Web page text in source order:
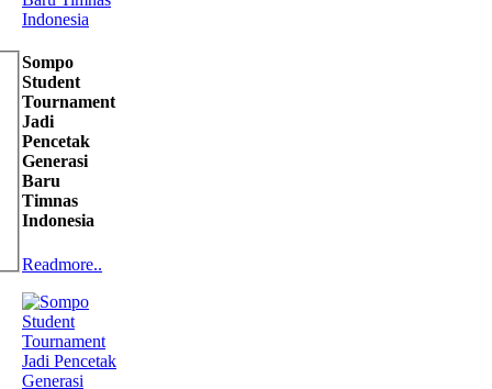
Sompo
Student
Tournament
Jadi
Pencetak
Generasi
Baru
Timnas
Indonesia
Readmore..